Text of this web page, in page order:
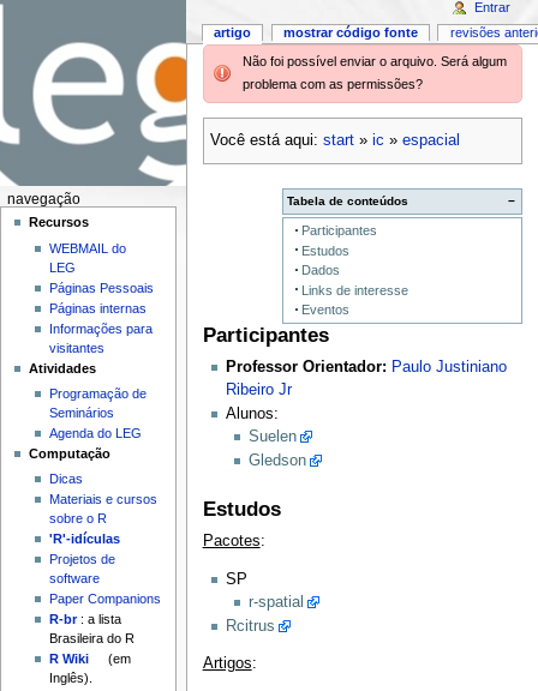
Não foi possível enviar o arquivo. Será algum
problema com as permissões?
Você está aqui: start» ic » espacial
−
Tabela de conteúdos
Participantes
Estudos
Dados
Links de interesse
Eventos
Participantes
Professor Orientador: Paulo Justiniano
Ribeiro Jr
Alunos:
Suelen
Gledson
Estudos
Pacotes:
SP
r-spatial
Rcitrus
Artigos:
artigo mostrar código fonte revisões
Entrar
navegação
Recursos
WEBMAIL do
LEG
Páginas Pessoais
Páginas internas
Informações para
visitantes
Atividades
Programação de
Seminários
Agenda do LEG
Computação
Dicas
Materiais e cursos
sobre o R
'R'-idículas
Projetos de
software
Paper Companions
R-br: a lista
Brasileira do R
R Wiki
(em
Inglês).